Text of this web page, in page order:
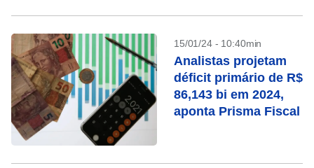
15/01/24 - 10:40min
Analistas projetam
déficit primário de R$
86,143 bi em 2024,
aponta Prisma Fiscal